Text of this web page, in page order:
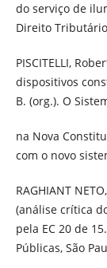
do serviço de
Direito
PISCITELLI,
dispositivos
B. (org.). O
na Nova
com o novo
RAGHIANT
(análise crítica
pela EC 20 de
Públicas, São